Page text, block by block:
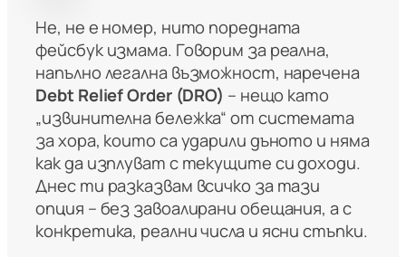
Не, не е номер, нито поредната
фейсбук измама. Говорим за реална,
напълно легална възможност, наречена
Debt Relief Order (DRO) – нещо като
„извинителна бележка“ от системата
за хора, които са ударили дъното и няма
как да изплуват с текущите си доходи.
Днес ти разказвам всичко за тази
опция – без завоалирани обещания, а с
конкретика, реални числа и ясни стъпки.